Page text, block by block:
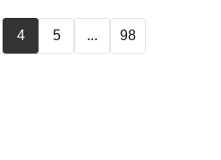
4 5 ... 98